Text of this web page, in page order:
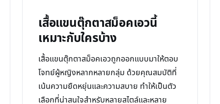
เสื้อแขนตุ๊กตาสม็อคเอวนี้
เหมาะกับใครบ้าง
เสื้อแขนตุ๊กตาสม็อคเอวถูกออกแบบมาให้ตอบ
โจทย์ผู้หญิงหลากหลายกลุ่ม ด้วยคุณสมบัติที่
เน้นความยืดหยุ่นและความสบาย ทำให้เป็นตัว
เลือกที่น่าสนใจสำหรับหลายสไตล์และหลาย